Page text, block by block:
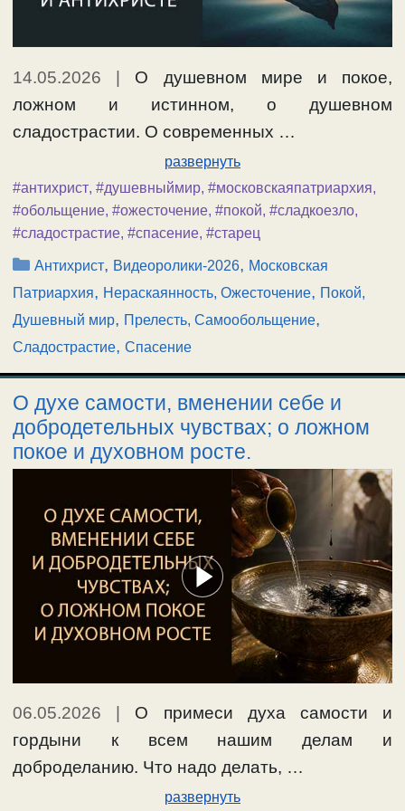
14.05.2026 | О душевном мире и покое,
ложном и истинном, о душевном
сладострастии. О современных …
развернуть
#антихрист, #душевныймир, #московскаяпатриархия,
#обольщение, #ожесточение, #покой, #сладкоезло,
#сладострастие, #спасение, #старец
Рубрики
Антихрист, Видеоролики-2026, Московская
Патриархия, Нераскаянность, Ожесточение, Покой,
Душевный мир, Прелесть, Самообольщение,
Сладострастие, Спасение
О духе самости, вменении себе и
добродетельных чувствах; о ложном
покое и духовном росте.
06.05.2026
О примеси духа самости и
гордыни к всем нашим делам и
доброделанию. Что надо делать, …
развернуть